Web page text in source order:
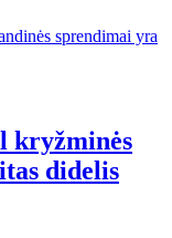
kryžminės
didelis